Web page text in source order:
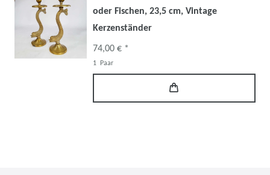
oder Fischen, 23,5 cm, Vintage
Kerzenständer
74,00 € *
1 Paar